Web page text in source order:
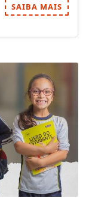
SAIBA MAIS